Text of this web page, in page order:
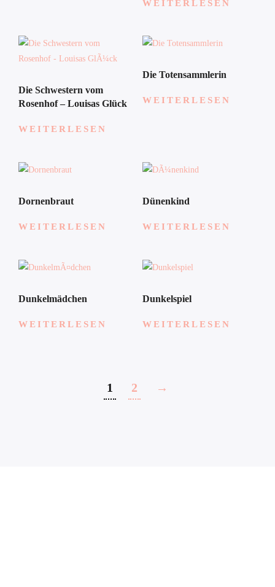
WEITERLESEN
Die Schwestern vom
Rosenhof – Louisas Glück
WEITERLESEN
Die Totensammlerin
WEITERLESEN
Dornenbraut
WEITERLESEN
Dünenkind
WEITERLESEN
Dunkelmädchen
WEITERLESEN
Dunkelspiel
WEITERLESEN
1 2 →